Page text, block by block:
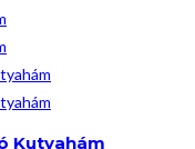
Kutyahám